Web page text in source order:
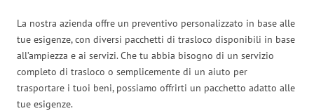
La nostra azienda offre un preventivo personalizzato in base alle
tue esigenze, con diversi pacchetti di trasloco disponibili in base
all’ampiezza e ai servizi. Che tu abbia bisogno di un servizio
completo di trasloco o semplicemente di un aiuto per
trasportare i tuoi beni, possiamo offrirti un pacchetto adatto alle
tue esigenze.